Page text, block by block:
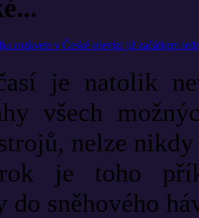
rozkvete v České televizi již začátkem
je natolik
všech
nelze nikdy
je toho
do sněhového